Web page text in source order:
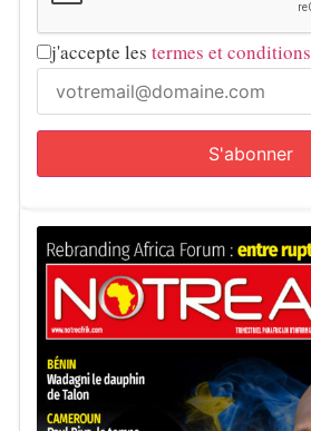
j'accepte les termes et conditions